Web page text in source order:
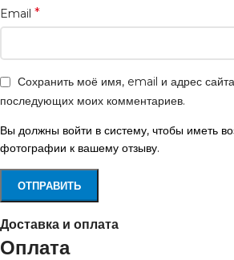
Email *
Сохранить моё имя, email и адрес
последующих моих комментариев.
Вы должны войти в систему, чтобы иметь
фотографии к вашему отзыву.
Доставка и оплата
Оплата